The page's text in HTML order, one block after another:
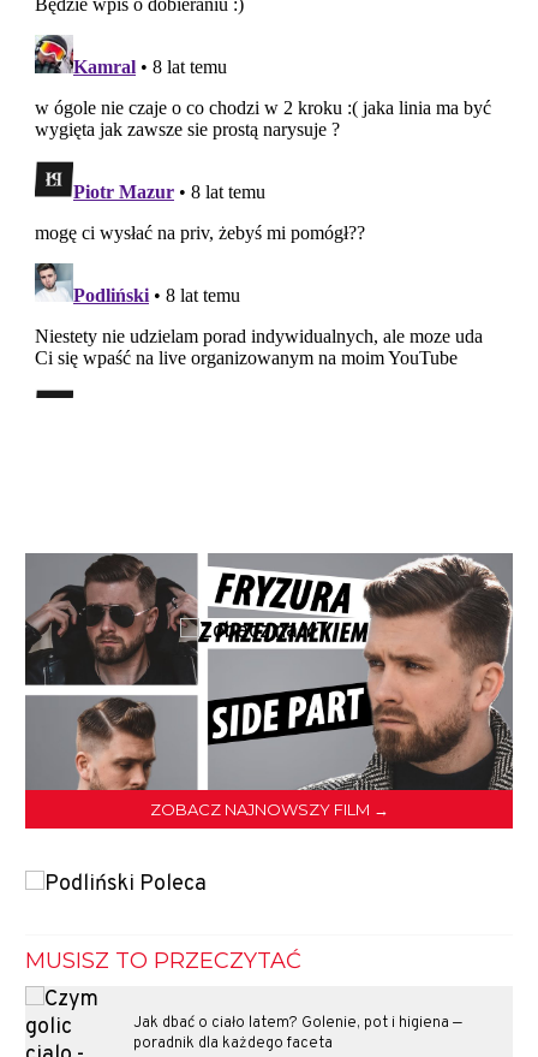
ZOBACZ NAJNOWSZY FILM →
MUSISZ TO PRZECZYTAĆ
Jak dbać o ciało latem? Golenie, pot i higiena —
poradnik dla każdego faceta